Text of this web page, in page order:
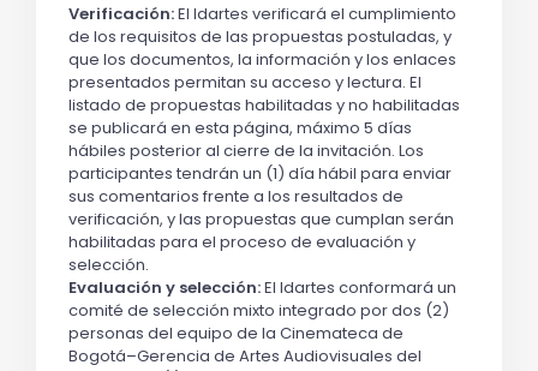
Verificación:El Idartes verificará el cumplimiento
de los requisitos de las propuestas postuladas, y
que los documentos, la información y los enlaces
presentados permitan su acceso y lectura. El
listado de propuestas habilitadas y no habilitadas
se publicará en esta página, máximo 5 días
hábiles posterior al cierre de la invitación. Los
participantes tendrán un (1) día hábil para enviar
sus comentarios frente a los resultados de
verificación, y las propuestas que cumplan serán
habilitadas para el proceso de evaluación y
selección.
Evaluación y selección:El Idartes conformará un
comité de selección mixto integrado por dos (2)
personas del equipo de la Cinemateca de
Bogotá–Gerencia de Artes Audiovisuales del